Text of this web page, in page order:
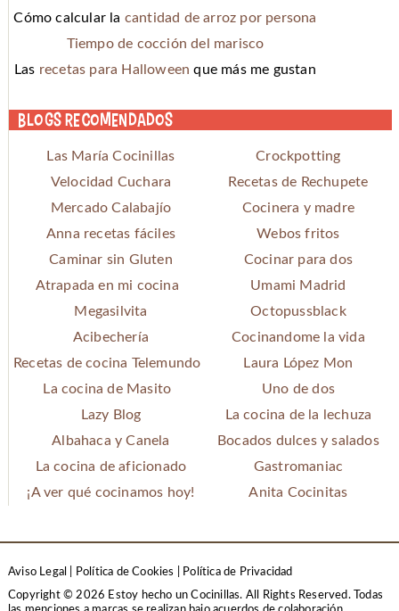
Cómo calcular la cantidad de arroz por persona
Tiempo de cocción del marisco
Las recetas para Halloween que más me gustan
Blogs recomendados
Las María Cocinillas
Crockpotting
Velocidad Cuchara
Recetas de Rechupete
Mercado Calabajío
Cocinera y madre
Anna recetas fáciles
Webos fritos
Caminar sin Gluten
Cocinar para dos
Atrapada en mi cocina
Umami Madrid
Megasilvita
Octopussblack
Acibechería
Cocinandome la vida
Recetas de cocina Telemundo
Laura López Mon
La cocina de Masito
Uno de dos
Lazy Blog
La cocina de la lechuza
Albahaca y Canela
Bocados dulces y salados
La cocina de aficionado
Gastromaniac
¡A ver qué cocinamos hoy!
Anita Cocinitas
Aviso Legal Política de Cookies
Política de Privacidad
Copyright © 2026 Estoy hecho un Cocinillas. All Rights Reserved.Todas